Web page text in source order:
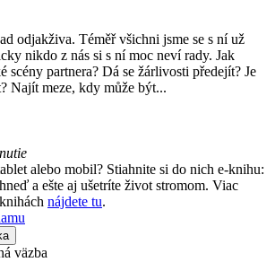
odjakživa. Téměř všichni jsme se s ní už
nikdo z nás si s ní moc neví rady. Jak
scény partnera? Dá se žárlivosti předejít? Je
Najít meze, kdy může být...
alebo mobil? Stiahnite si do nich e-knihu:
a ešte aj ušetríte život stromom. Viac
nájdete tu.
väzba